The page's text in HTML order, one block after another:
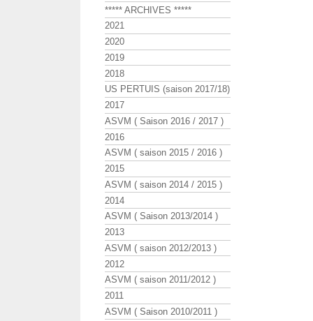
***** ARCHIVES *****
2021
2020
2019
2018
US PERTUIS (saison 2017/18)
2017
ASVM ( Saison 2016 / 2017 )
2016
ASVM ( saison 2015 / 2016 )
2015
ASVM ( saison 2014 / 2015 )
2014
ASVM ( Saison 2013/2014 )
2013
ASVM ( saison 2012/2013 )
2012
ASVM ( saison 2011/2012 )
2011
ASVM ( Saison 2010/2011 )